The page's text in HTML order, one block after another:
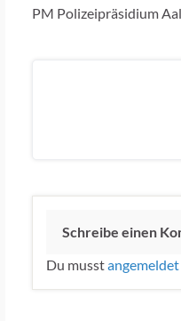
PM Polizeipräsidium
Schreibe einen
Du musstangemeldet